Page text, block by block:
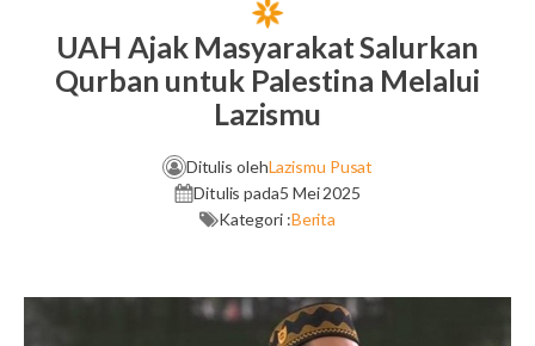
UAH Ajak Masyarakat Salurkan
Qurban untuk Palestina Melalui
Lazismu
Ditulis olehLazismu Pusat
Ditulis pada5 Mei 2025
Kategori :Berita